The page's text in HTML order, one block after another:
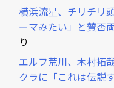
横浜流星、チリチリ
ーマみたい」と賛否
り
エルフ荒川、木村拓
クラに「これは伝説